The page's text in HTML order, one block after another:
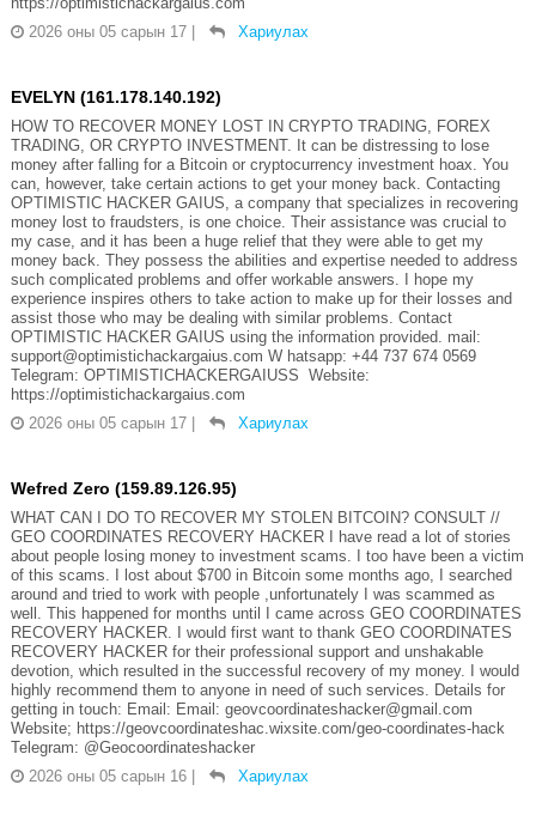
2026 оны 05 сарын 17
Хариулах
EVELYN (161.178.140.192)
HOW TO RECOVER MONEY LOST IN CRYPTO TRADING, FOREX
TRADING, OR CRYPTO INVESTMENT. It can be distressing to lose
money after falling for a Bitcoin or cryptocurrency investment hoax. You
can, however, take certain actions to get your money back. Contacting
OPTIMISTIC HACKER GAIUS, a company that specializes in recovering
money lost to fraudsters, is one choice. Their assistance was crucial to
my case, and it has been a huge relief that they were able to get my
money back. They possess the abilities and expertise needed to address
such complicated problems and offer workable answers. I hope my
experience inspires others to take action to make up for their losses and
assist those who may be dealing with similar problems. Contact
OPTIMISTIC HACKER GAIUS using the information provided. mail:
support@optimistichackargaius.com W hatsapp: +44 737 674 0569
Telegram: OPTIMISTICHACKERGAIUSS Website:
https://optimistichackargaius.com
2026 оны 05 сарын 17
Хариулах
Wefred Zero (159.89.126.95)
WHAT CAN I DO TO RECOVER MY STOLEN BITCOIN? CONSULT //
GEO COORDINATES RECOVERY HACKER I have read a lot of stories
about people losing money to investment scams. I too have been a victim
of this scams. I lost about $700 in Bitcoin some months ago, I searched
around and tried to work with people ,unfortunately I was scammed as
well. This happened for months until I came across GEO COORDINATES
RECOVERY HACKER. I would first want to thank GEO COORDINATES
RECOVERY HACKER for their professional support and unshakable
devotion, which resulted in the successful recovery of my money. I would
highly recommend them to anyone in need of such services. Details for
getting in touch: Email: Email: geovcoordinateshacker@gmail.com
Website; https://geovcoordinateshac.wixsite.com/geo-coordinates-hack
Telegram: @Geocoordinateshacker
2026 оны 05 сарын 16
Хариулах